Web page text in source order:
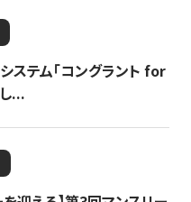
ステム「コングラント for
...